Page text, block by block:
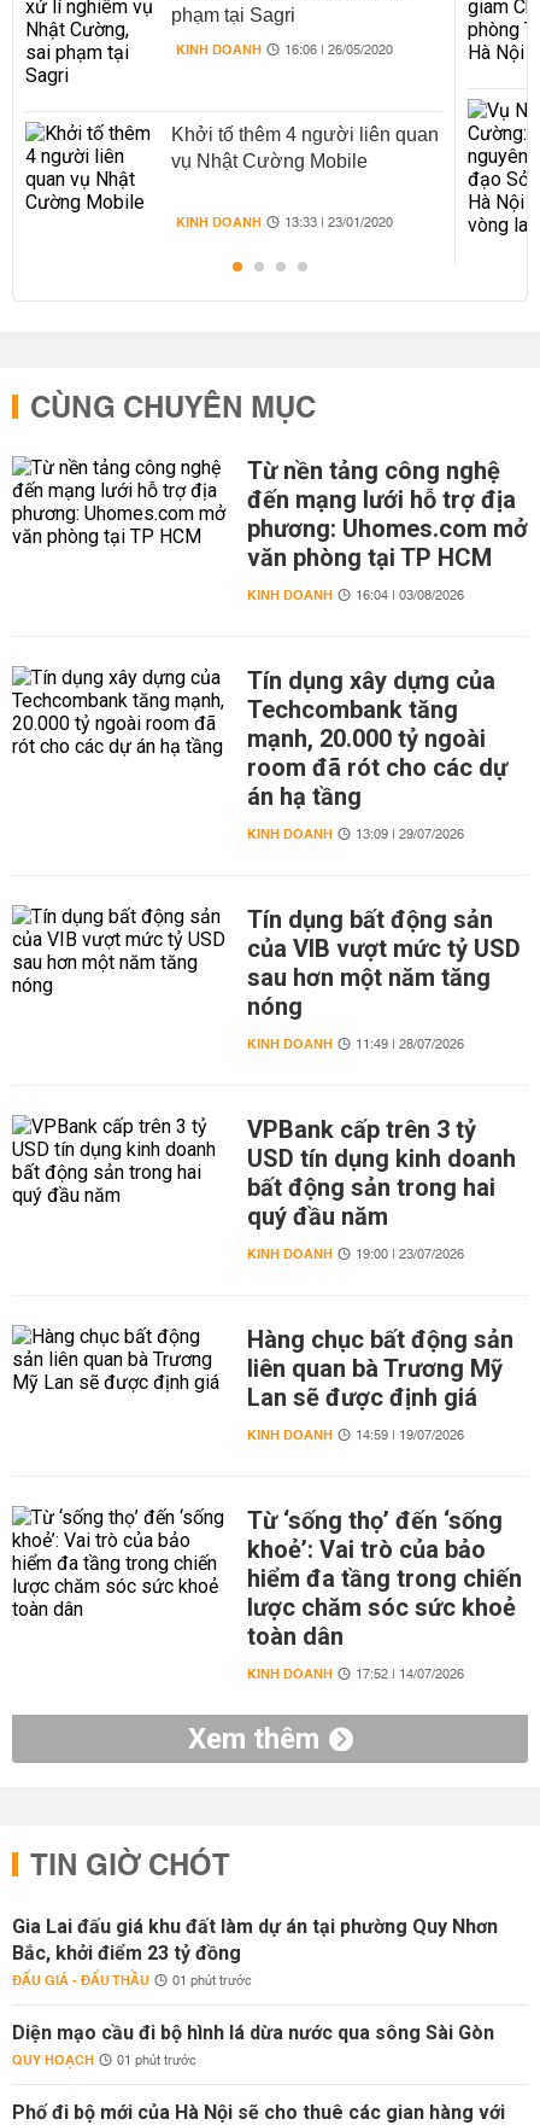
phạm tại Sagri
KINH DOANH 16:06 | 26/05/2020
Khởi tố thêm 4 người liên quan
vụ Nhật Cường Mobile
KINH DOANH 13:33 | 23/01/2020
CÙNG CHUYÊN MỤC
Từ nền tảng công nghệ
đến mạng lưới hỗ trợ địa
phương: Uhomes.com mở
văn phòng tại TP HCM
KINH DOANH 16:04 | 03/08/2026
Tín dụng xây dựng của
Techcombank tăng
mạnh, 20.000 tỷ ngoài
room đã rót cho các dự
án hạ tầng
KINH DOANH 13:09 | 29/07/2026
Tín dụng bất động sản
của VIB vượt mức tỷ USD
sau hơn một năm tăng
nóng
KINH DOANH 11:49 | 28/07/2026
VPBank cấp trên 3 tỷ
USD tín dụng kinh doanh
bất động sản trong hai
quý đầu năm
KINH DOANH 19:00 | 23/07/2026
Hàng chục bất động sản
liên quan bà Trương Mỹ
Lan sẽ được định giá
KINH DOANH 14:59 | 19/07/2026
Từ ‘sống thọ’ đến ‘sống
khoẻ’: Vai trò của bảo
hiểm đa tầng trong chiến
lược chăm sóc sức khoẻ
toàn dân
KINH DOANH 17:52 | 14/07/2026
Xem thêm
TIN GIỜ CHÓT
Gia Lai đấu giá khu đất làm dự án tại phường Quy Nhơn
Bắc, khởi điểm 23 tỷ đồng
ĐẤU GIÁ - ĐẤU THẦU 01 phút trước
Diện mạo cầu đi bộ hình lá dừa nước qua sông Sài Gòn
QUY HOẠCH 01 phút trước
Phố đi bộ mới của Hà Nội sẽ cho thuê các gian hàng với